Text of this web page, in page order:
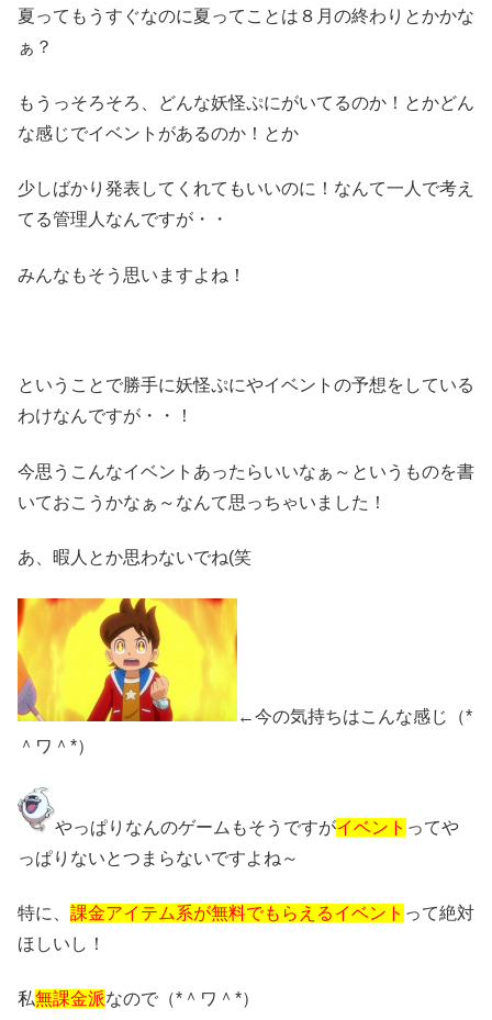
夏ってもうすぐなのに夏ってことは８月の終わりとかかな
ぁ？
もうっそろそろ、どんな妖怪ぷにがいてるのか！とかどん
な感じでイベントがあるのか！とか
少しばかり発表してくれてもいいのに！なんて一人で考え
てる管理人なんですが・・
みんなもそう思いますよね！
ということで勝手に妖怪ぷにやイベントの予想をしている
わけなんですが・・！
今思うこんなイベントあったらいいなぁ～というものを書
いておこうかなぁ～なんて思っちゃいました！
あ、暇人とか思わないでね(笑
←今の気持ちはこんな感じ（*
＾ワ＾*）
やっぱりなんのゲームもそうですがイベント ってや
っぱりないとつまらないですよね～
特に、 課金アイテム系が無料でもらえるイベント って絶対
ほしいし！
私無課金派なので（*＾ワ＾*）